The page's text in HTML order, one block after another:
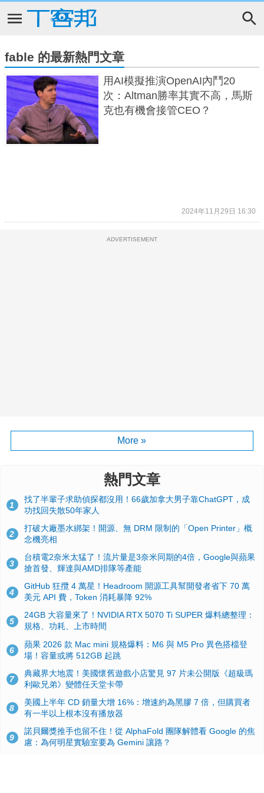
fable 的最新熱門文章
用AI模擬推演OpenAI內鬥20
次：Altman勝率其實不高，馬斯
克也有機會接管CEO？
2024年11月29日 16:30
ADVERTISEMENT
More »
熱門文章
1
找了半輩子求助偵探都沒用！66歲加拿大男子靠ChatGPT，成
功找回失散50年家人
2
打破大廠墨水綁架！開源、無 DRM 限制的「Open Printer」概
念機亮相
3
台積電2奈米太猛了！流片量是3奈米同期的4倍，Google與蘋果
搶首發、輝達與AMD排隊等產能
4
GitHub 狂攬 4 萬星！Headroom 開源工具幫開發者省下 70 萬
美元 API 費，Token 消耗暴降 92%
5
24GB 大容量來了！NVIDIA RTX 5070 Ti SUPER 爆料總整理：
規格、功耗、上市時間
6
蘋果 2026 款 Mac mini 規格爆料：M6 與 M5 Pro 異色搭檔登
場！容量或將 512GB 起跳
7
典藏界大地震！美國懷舊遊戲小店驚見 97 片未公開版《超級瑪
利歐兄弟》變體任天堂卡帶
8
美國上半年 CD 銷量大增 16%：增速約為黑膠 7 倍，但購買者
有一半以上根本沒有播放器
9
諾貝爾獎推手也留不住！從 AlphaFold 團隊解體看 Google 的焦
慮：為何明星實驗室要為 Gemini 讓路？